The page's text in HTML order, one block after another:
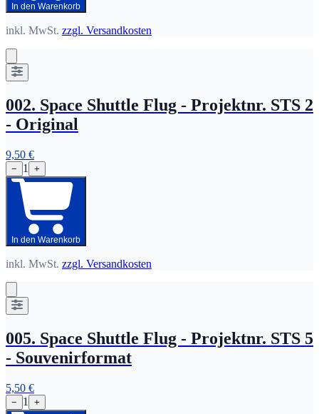
In den Warenkorb
inkl. MwSt. zzgl. Versandkosten
002. Space Shuttle Flug - Projektnr. STS 2
- Original
9,50 €
− 1 +
In den Warenkorb
inkl. MwSt. zzgl. Versandkosten
005. Space Shuttle Flug - Projektnr. STS 5
- Souvenirformat
5,50 €
− 1 +